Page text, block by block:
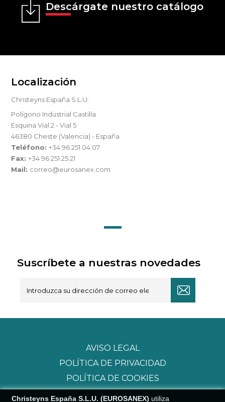
Descárgate nuestro catálogo
Localización
Christeyns España S.L.U.
Polígono Industrial Castilla
Esquina Vial 2 - Vial 5
46380 Cheste (Valencia) - España
Teléfono:+34 96 251 04 07
Fax:+34 96 251 25 21
Mail: correo@eurosanex.com
Suscríbete a nuestras novedades
Christeyns España S.L.U. (EUROSANEX) utiliza
AVISO LEGAL
POLÍTICA DE PRIVACIDAD
POLÍTICA DE COOKIES